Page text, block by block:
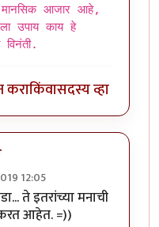
मानसिक आजार आहे,
उपाय काय हे
कराकिंवासदस्य व्हा
12:05
आहेत ? काय बोलता ?
ते इतरांच्या मनाची
करत आहेत. =))